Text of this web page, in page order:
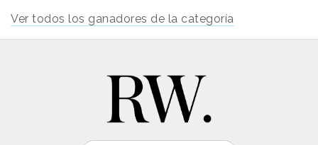
Ver todos los ganadores de la categoría